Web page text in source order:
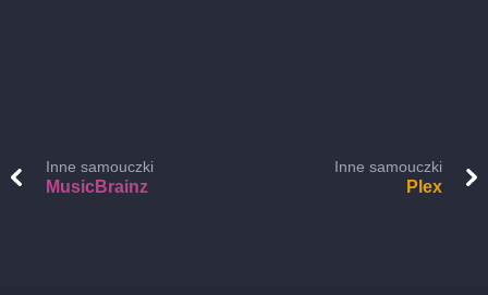
Inne samouczki
MusicBrainz
Inne samouczki
Plex